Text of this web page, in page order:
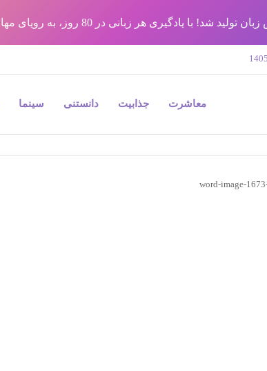
یادگیری هر زبانی در 80 روز، به رویای مهاجرتت برس !!
معاشرت
جذابیت دانستنی سینما
word-image-